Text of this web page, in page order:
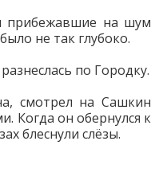
прибежавшие на шум
не так глубоко.
по Городку.
смотрел на Сашкин
Когда он обернулся к
блеснули слёзы.